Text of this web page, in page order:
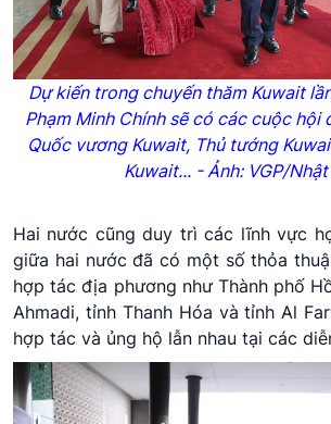
Dự kiến trong chuyến thăm Kuwait
Phạm Minh Chính sẽ có các cuộc hội
Quốc vương Kuwait, Thủ tướng
Kuwait... - Ảnh: VGP/
Hai nước cũng duy trì các lĩnh vực
giữa hai nước đã có một số thỏa
hợp tác địa phương như Thành phố
Ahmadi, tỉnh Thanh Hóa và tỉnh Al
hợp tác và ủng hộ lẫn nhau tại các